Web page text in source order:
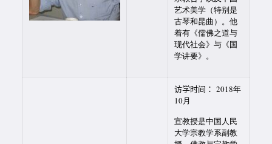
艺术美学（特别是
古琴和昆曲）。他
着有《儒佛之道与
现代社会》与《国
学讲要》。
访学时间： 2018年
10月
宣教授是中国人民
大学宗教学系副教